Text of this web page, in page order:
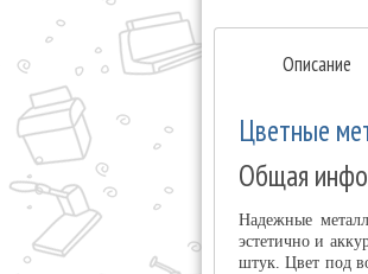
Описание
Цветные
Общая
Надежные
эстетично и
штук. Цвет под